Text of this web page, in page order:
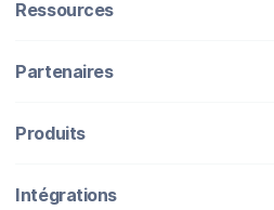
Ressources
Partenaires
Produits
Intégrations